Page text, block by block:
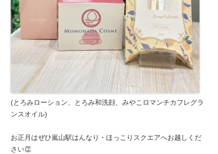
(とろみローション、とろみ和洗顔、みやこロマンチカフレグラ
ンスオイル)
お正月はぜひ嵐山駅はんなり・ほっこりスクエアへお越しくだ
さい👏